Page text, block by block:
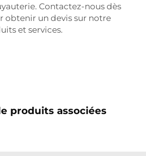
Contactez-nous dès
obtenir un devis sur notre
et services.
produits associées